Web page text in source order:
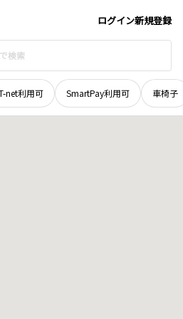
ログイン新規登録
net利用可 SmartPay利用可 車椅子